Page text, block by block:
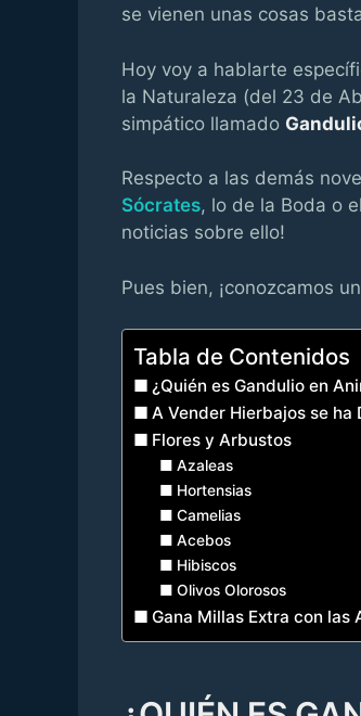
se vienen unas cosas
Hoy voy a hablarte
la Naturaleza (del 23 de
simpático llamado
Respecto a las demás
Sócrates, lo de la Boda o
noticias sobre ello!
Pues bien, ¡conozcamos
Tabla de Contenidos
¿Quién es Gandulio en
A Vender Hierbajos se ha
Flores y Arbustos
Azaleas
Hortensias
Camelias
Acebos
Hibiscos
Olivos Olorosos
Gana Millas Extra con